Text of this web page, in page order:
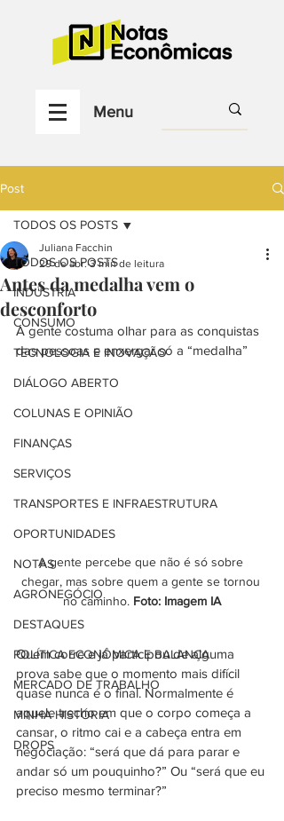
Menu
Post
TODOS OS POSTS
INDÚSTRIA
CONSUMO
TECNOLOGIA E INOVAÇÃO
DIÁLOGO ABERTO
COLUNAS E OPINIÃO
FINANÇAS
SERVIÇOS
TRANSPORTES E INFRAESTRUTURA
OPORTUNIDADES
NOTAS
AGRONEGÓCIO
DESTAQUES
POLÍTICA ECONÔMICA E BALANÇA
MERCADO DE TRABALHO
MINHA HISTÓRIA
DROPS
TODOS OS POSTS
Antes da medalha vem o
desconforto
Juliana Facchin
29 de abr. 3 min de leitura
A gente costuma olhar para as conquistas
das pessoas e enxergar só a “medalha”
A gente percebe que não é só sobre
chegar, mas sobre quem a gente se tornou
no caminho. Foto: Imagem IA
Quem corre e já participou de alguma
prova sabe que o momento mais difícil
quase nunca é o final. Normalmente é
aquele trecho em que o corpo começa a
cansar, o ritmo cai e a cabeça entra em
negociação: “será que dá para parar e
andar só um pouquinho?” Ou “será que eu
preciso mesmo terminar?”